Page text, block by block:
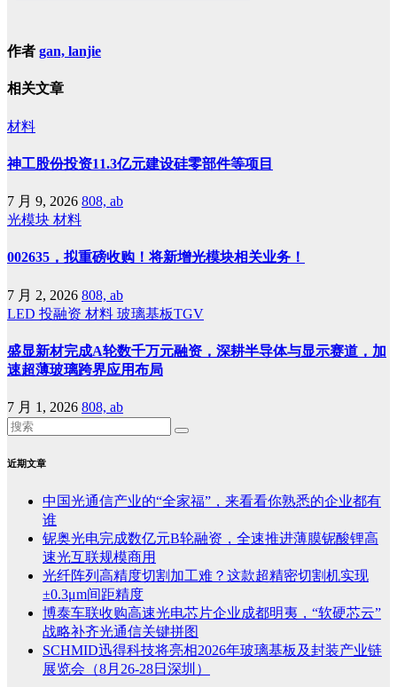
作者 gan, lanjie
相关文章
材料
神工股份投资11.3亿元建设硅零部件等项目
7 月 9, 2026 808, ab
光模块 材料
002635，拟重磅收购！将新增光模块相关业务！
7 月 2, 2026 808, ab
LED 投融资 材料 玻璃基板TGV
盛显新材完成A轮数千万元融资，深耕半导体与显示赛道，加
速超薄玻璃跨界应用布局
7 月 1, 2026 808, ab
近期文章
中国光通信产业的“全家福”，来看看你熟悉的企业都有
谁
铌奥光电完成数亿元B轮融资，全速推进薄膜铌酸锂高
速光互联规模商用
光纤阵列高精度切割加工难？这款超精密切割机实现
±0.3μm间距精度
博泰车联收购高速光电芯片企业成都明夷，“软硬芯云”
战略补齐光通信关键拼图
SCHMID迅得科技将亮相2026年玻璃基板及封装产业链
展览会（8月26-28日深圳）